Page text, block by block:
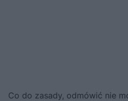
Co do zasady, odmówić nie